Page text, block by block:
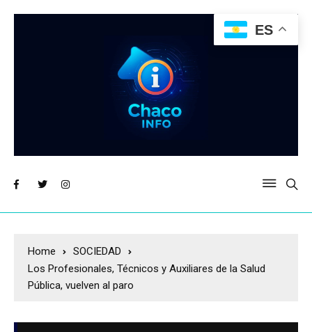
Home
SOCIEDAD
Los Profesionales, Técnicos y Auxiliares de la Salud
Pública, vuelven al paro
ES